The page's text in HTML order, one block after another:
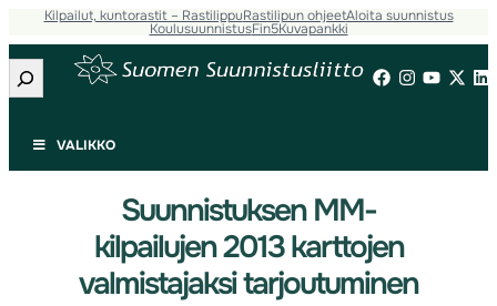
Kilpailut, kuntorastit – RastilippuRastilipun ohjeetAloita suunnistus
KoulusuunnistusFin5Kuvapankki
Etsi
VALIKKO
Suunnistuksen MM-
kilpailujen 2013 karttojen
valmistajaksi tarjoutuminen